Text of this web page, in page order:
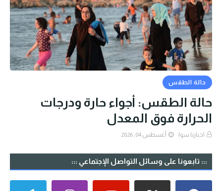
حالة الطقس
حالة الطقس: أجواء حارة ودرجات
الحرارة فوق المعدل
اخبارنا سوا أغسطس 04, 2026
::: تابعونا على وسائل التواصل الإجتماعي :::